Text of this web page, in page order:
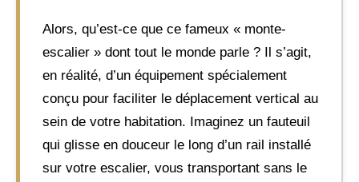
Alors, qu’est-ce que ce fameux « monte-
escalier » dont tout le monde parle ? Il s’agit,
en réalité, d’un équipement spécialement
conçu pour faciliter le déplacement vertical au
sein de votre habitation. Imaginez un fauteuil
qui glisse en douceur le long d’un rail installé
sur votre escalier, vous transportant sans le